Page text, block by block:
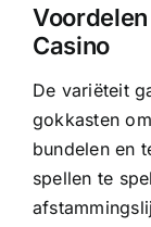
Casino
De variëteit
gokkasten
bundelen en
spellen te